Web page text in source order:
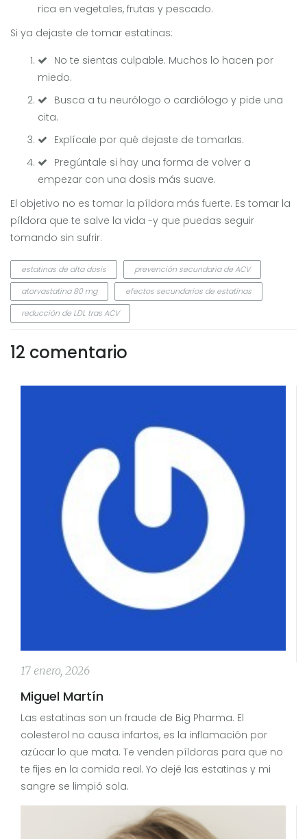
rica en vegetales, frutas y pescado.
Si ya dejaste de tomar estatinas:
No te sientas culpable. Muchos lo hacen por
miedo.
Busca a tu neurólogo o cardiólogo y pide una
cita.
Explícale por qué dejaste de tomarlas.
Pregúntale si hay una forma de volver a
empezar con una dosis más suave.
El objetivo no es tomar la píldora más fuerte. Es tomar la
píldora que te salve la vida -y que puedas seguir
tomando sin sufrir.
estatinas de alta dosis
prevención secundaria de ACV
atorvastatina 80 mg
efectos secundarios de estatinas
reducción de LDL tras ACV
12 comentario
17 enero, 2026
Miguel Martín
Las estatinas son un fraude de Big Pharma. El
colesterol no causa infartos, es la inflamación por
azúcar lo que mata. Te venden píldoras para que no
te fijes en la comida real. Yo dejé las estatinas y mi
sangre se limpió sola.